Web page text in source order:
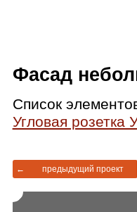
Фасад
Список
Угловая розетка
← предыдущий проект